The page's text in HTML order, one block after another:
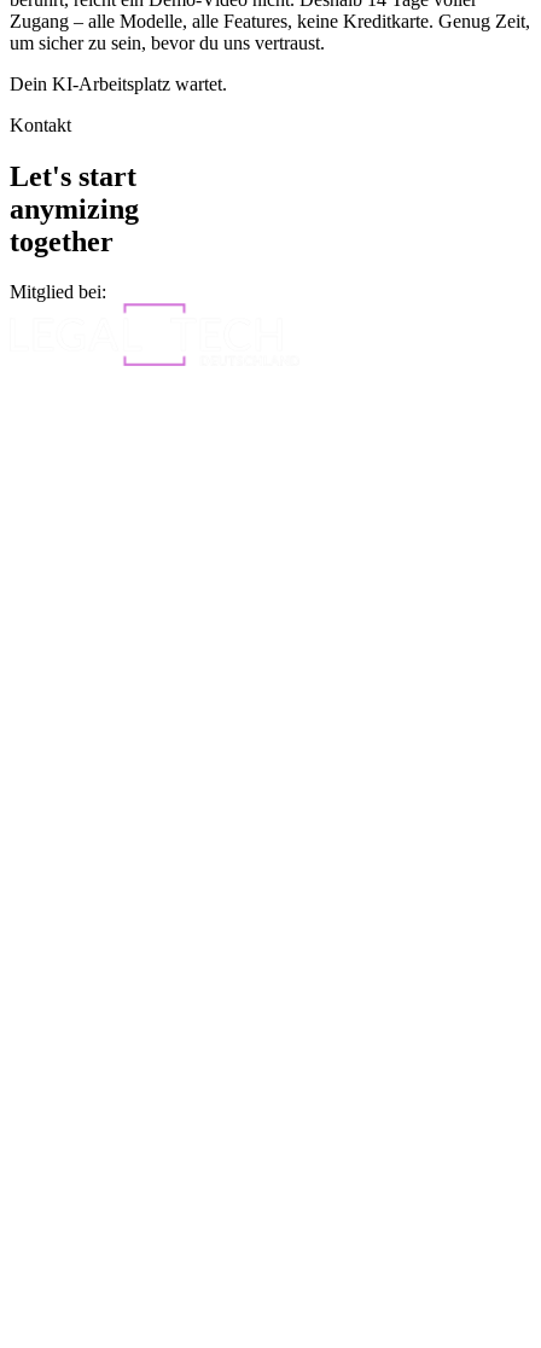
Zugang – alle Modelle, alle Features, keine Kreditkarte. Genug Zeit,
um sicher zu sein, bevor du uns vertraust.
Dein KI-Arbeitsplatz wartet.
Kontakt
Let's start
anymizing
together
Mitglied bei: